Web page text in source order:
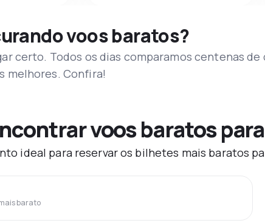
voos baratos?
certo. Todos os dias comparamos centenas
melhores. Confira!
voos baratos
ideal para reservar os bilhetes mais baratos
barato